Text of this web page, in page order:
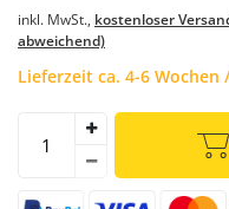
inkl. MwSt., kostenloser
abweichend)
Lieferzeit ca. 4-6